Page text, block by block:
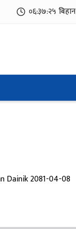
०६:३७:२६ बिहान
Dainik 2081-04-08